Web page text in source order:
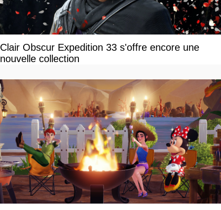
Clair Obscur Expedition 33 s'offre encore une
nouvelle collection